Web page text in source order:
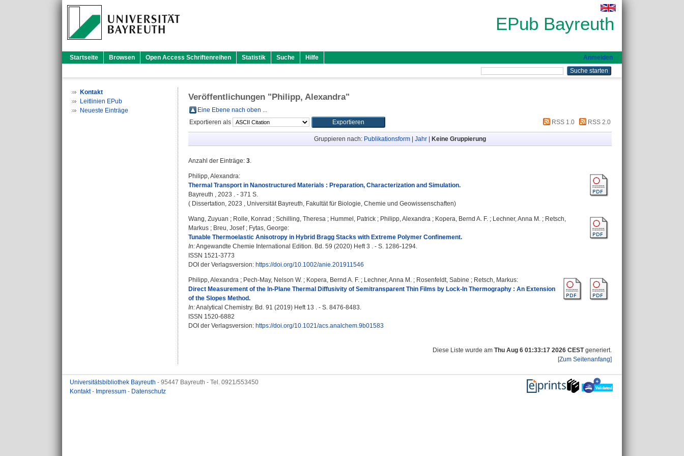
EPub Bayreuth
Startseite Browsen Open Access Schriftenreihen Statistik Suche Hilfe Anmelden
Kontakt
Leitlinien EPub
Neueste Einträge
Veröffentlichungen "Philipp, Alexandra"
Eine Ebene nach oben ...
Exportieren als
RSS 1.0 RSS 2.0
Gruppieren nach: Publikationsform Jahr Keine Gruppierung
Anzahl der Einträge: 3.
Philipp, Alexandra:
Thermal Transport in Nanostructured Materials : Preparation, Characterization and Simulation.
Bayreuth , 2023 . - 371 S.
( Dissertation, 2023 , Universität Bayreuth, Fakultät für Biologie, Chemie und Geowissenschaften)
Wang, Zuyuan ; Rolle, Konrad ; Schilling, Theresa ; Hummel, Patrick ; Philipp, Alexandra ; Kopera, Bernd A. F. ; Lechner, Anna M. ; Retsch,
Markus ; Breu, Josef; Fytas, George:
Tunable Thermoelastic Anisotropy in Hybrid Bragg Stacks with Extreme Polymer Confinement.
In:Angewandte Chemie International Edition. Bd. 59 (2020) Heft 3 . - S. 1286-1294.
ISSN 1521-3773
DOI der Verlagsversion: https://doi.org/10.1002/anie.201911546
Philipp, Alexandra ; Pech-May, Nelson W. ; Kopera, Bernd A. F. ; Lechner, Anna M. ; Rosenfeldt, Sabine ; Retsch, Markus:
Direct Measurement of the In-Plane Thermal Diffusivity of Semitransparent Thin Films by Lock-In Thermography : An Extension
of the Slopes Method.
In:Analytical Chemistry. Bd. 91 (2019) Heft 13 . - S. 8476-8483.
ISSN 1520-6882
DOI der Verlagsversion: https://doi.org/10.1021/acs.analchem.9b01583
Diese Liste wurde am Thu Aug 6 01:33:17 2026 CESTgeneriert.
[Zum Seitenanfang]
Universitätsbibliothek Bayreuth - 95447 Bayreuth - Tel. 0921/553450
Kontakt- Impressum - Datenschutz